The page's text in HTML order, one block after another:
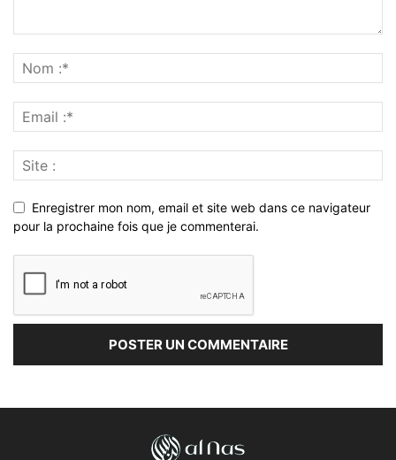
Enregistrer mon nom, email et site web dans ce navigateur
pour la prochaine fois que je commenterai.